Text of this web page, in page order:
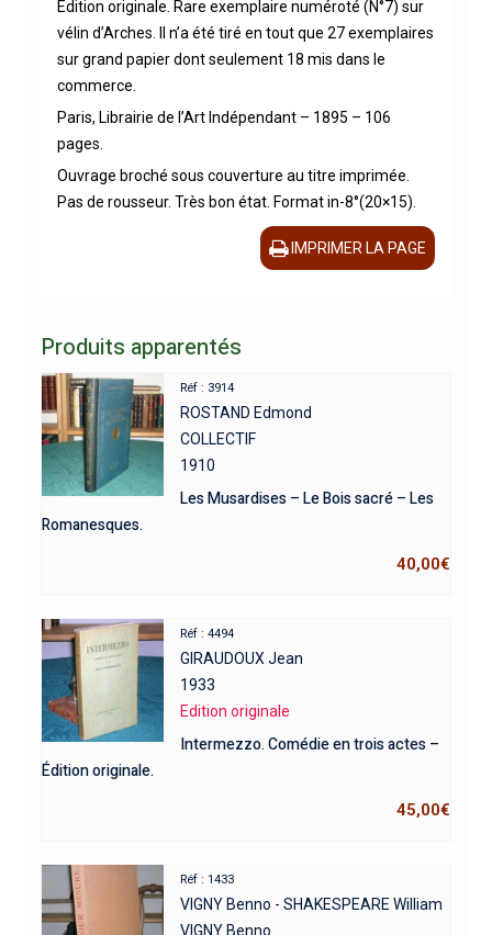
Édition originale. Rare exemplaire numéroté (N°7) sur
vélin d’Arches. Il n’a été tiré en tout que 27 exemplaires
sur grand papier dont seulement 18 mis dans le
commerce.
Paris, Librairie de l’Art Indépendant – 1895 – 106
pages.
Ouvrage broché sous couverture au titre imprimée.
Pas de rousseur. Très bon état. Format in-8°(20×15).
IMPRIMER LA PAGE
Produits apparentés
Réf : 3914
ROSTAND Edmond
COLLECTIF
1910
Les Musardises – Le Bois sacré – Les
Romanesques.
40,00€
Réf : 4494
GIRAUDOUX Jean
1933
Edition originale
Intermezzo. Comédie en trois actes –
Édition originale.
45,00€
Réf : 1433
VIGNY Benno - SHAKESPEARE William
VIGNY Benno